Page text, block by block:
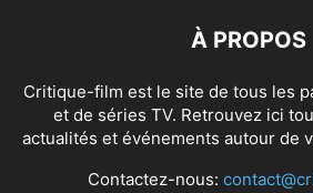
À PROPOS
Critique-film est le site de tous les
et de séries TV. Retrouvez ici
actualités et événements autour de
Contactez-nous: